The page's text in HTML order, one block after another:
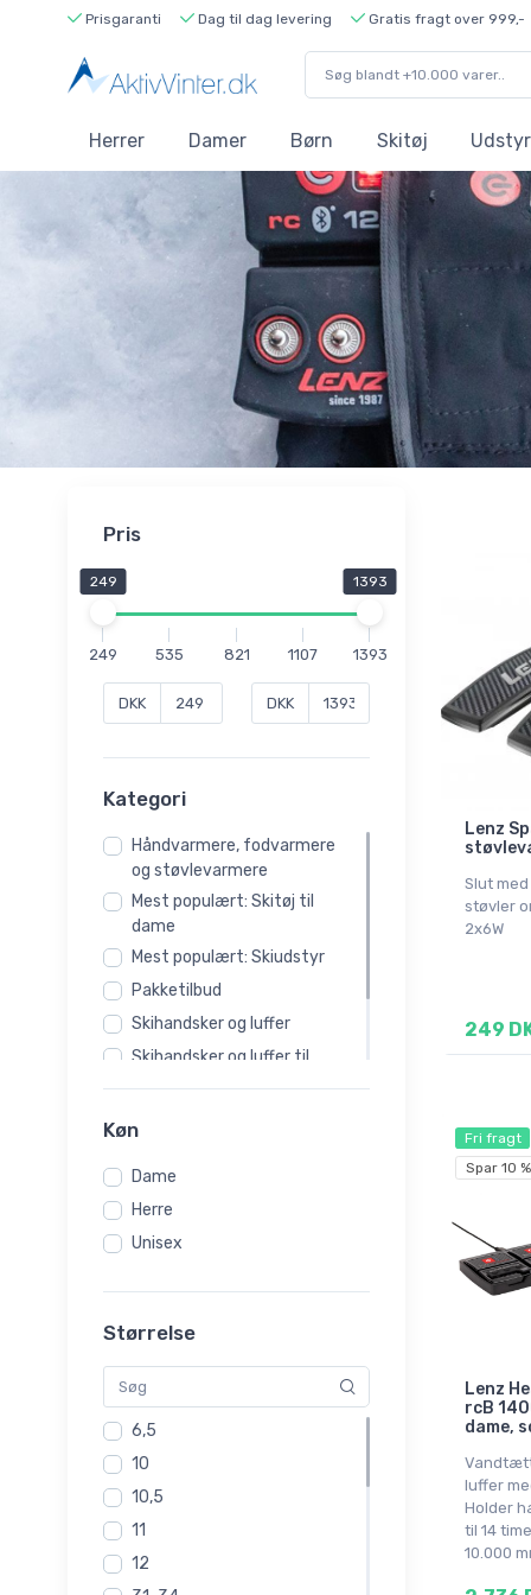
Prisgaranti Dag til dag levering Gratis fragt over 999,-
Herrer Damer Børn Skitøj Udstyr
Pris
249 1393
249 535 821 1107 1393
DKK DKK
Kategori
Håndvarmere, fodvarmere
og støvlevarmere
Mest populært: Skitøj til
dame
Mest populært: Skiudstyr
Pakketilbud
Skihandsker og luffer
Skihandsker og luffer til
Køn
Dame
Herre
Unisex
Størrelse
6,5
10
10,5
11
12
Lenz
Slut
støvler
2x6W
249
Fri fragt
Spar 10 %
Lenz
rcB
dame,
luffer
Holder
til 14
10.000